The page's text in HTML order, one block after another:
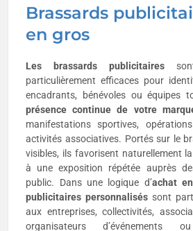
Brassards
en gros
Les brassards publicitaires
particulièrement efficaces pour
encadrants, bénévoles ou équipes
présence continue de votre
manifestations sportives,
activités associatives. Portés sur le
visibles, ils favorisent naturellement
à une exposition répétée auprès
public. Dans une logique d’achat
publicitaires personnalisés sont
aux entreprises, collectivités,
organisateurs d’événements